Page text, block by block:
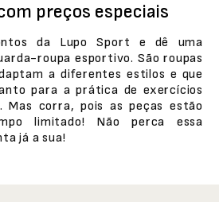
preços especiais
da Lupo Sport e dê uma
roupa esportivo. São roupas
a diferentes estilos e que
para a prática de exercícios
Mas corra, pois as peças estão
limitado! Não perca essa
já a sua!